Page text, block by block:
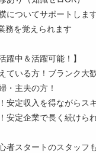
についてサポートしま
を覚えられます
躍中＆活躍可能！】
ている方！ブランク大
・主夫の方！
定収入を得ながらス
安定企業で長く続けら
スタートのスタッフ